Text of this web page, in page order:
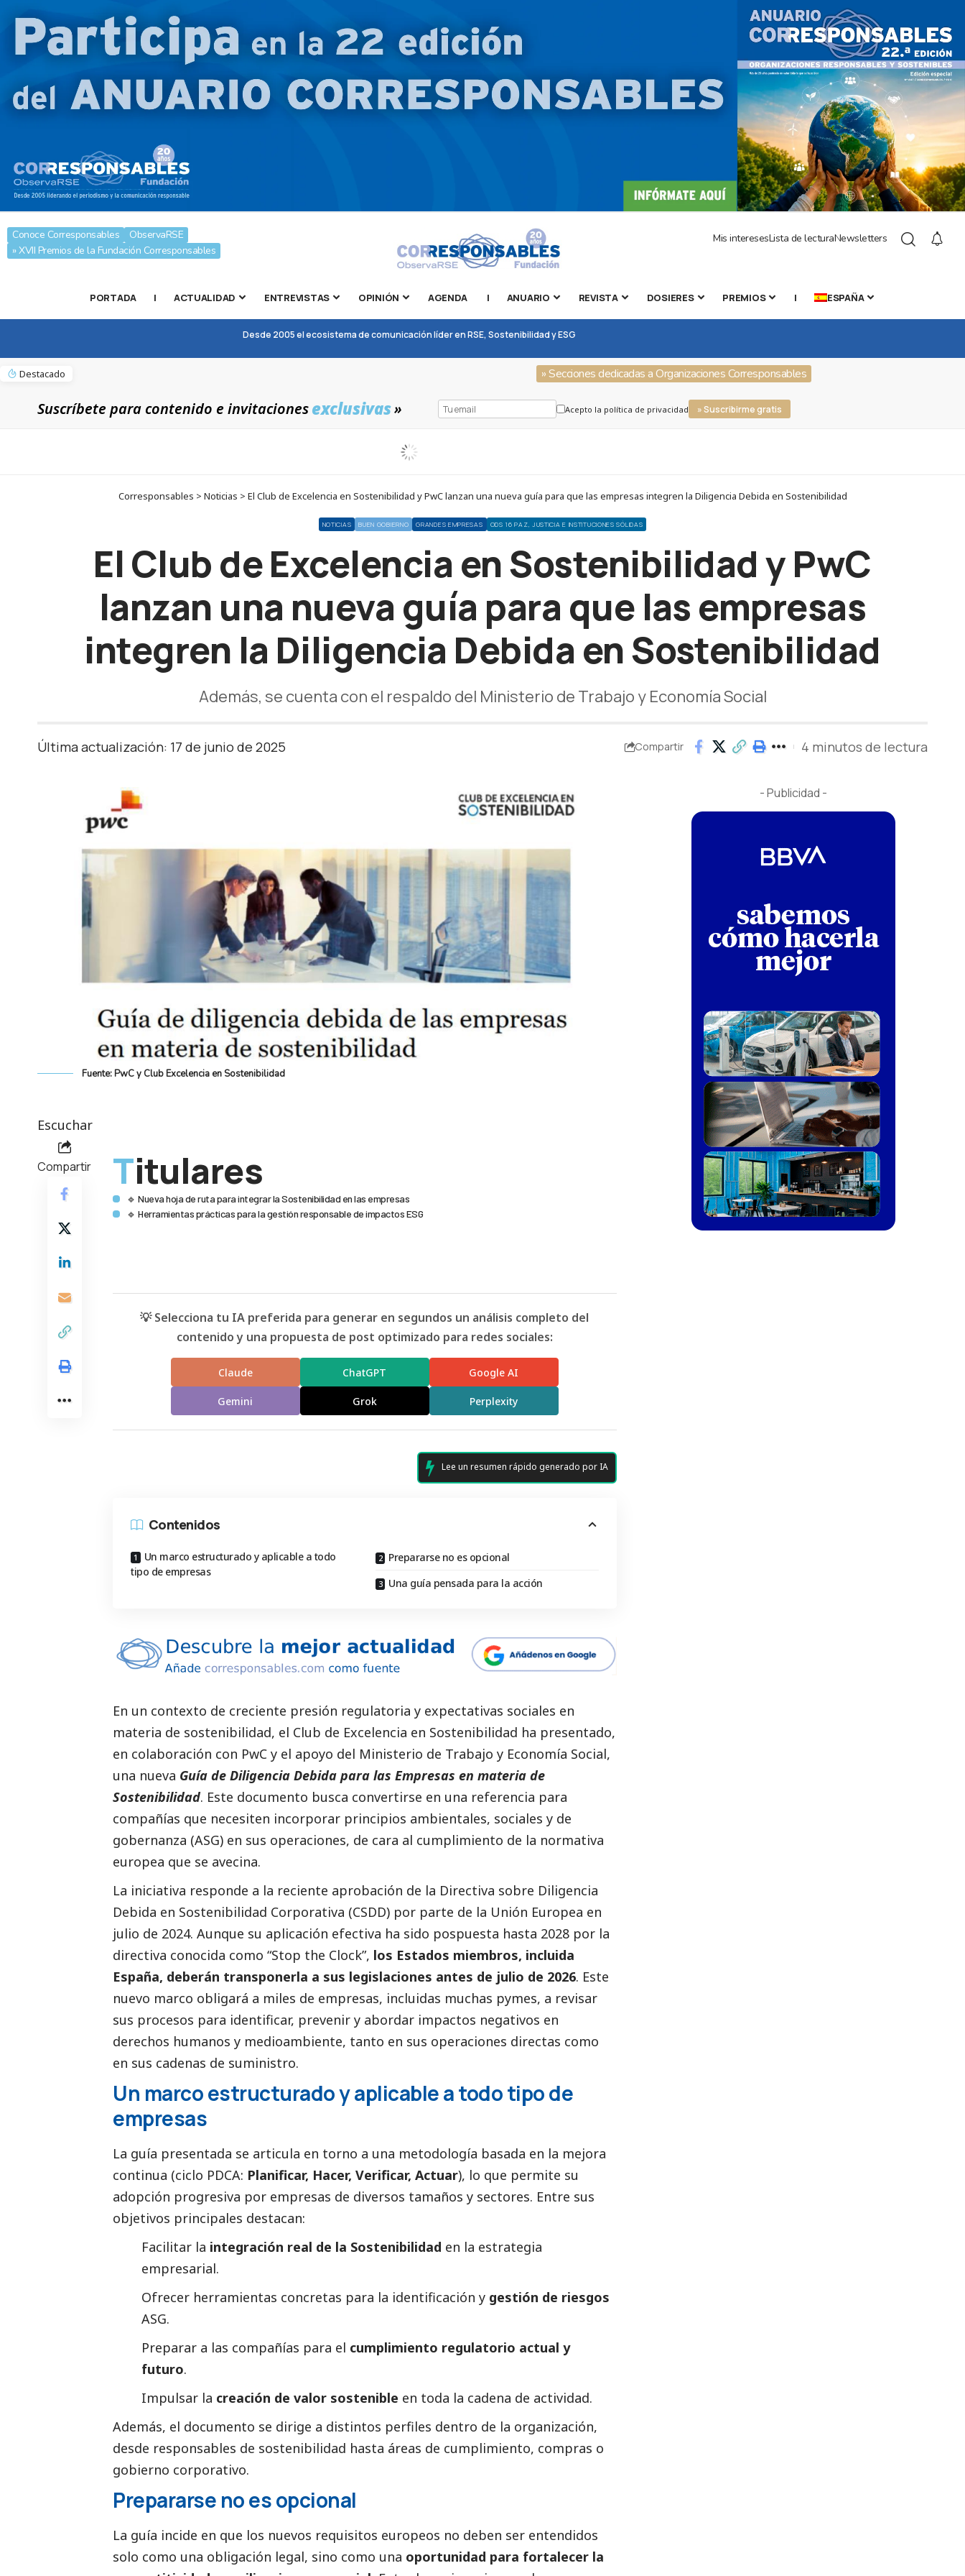
Conoce Corresponsables
ObservaRSE
» XVII Premios de la Fundación Corresponsables
Mis interesesLista de lecturaNewsletters
PORTADA | ACTUALIDAD ENTREVISTAS OPINIÓN AGENDA | ANUARIO REVISTA DOSIERES PREMIOS | ESPAÑA
Desde 2005 el ecosistema de comunicación líder en RSE, Sostenibilidad y ESG
Destacado » Secciones dedicadas a Organizaciones Corresponsables
Suscríbete para contenido e invitacionesexclusivas» Acepto la política de privacidad » Suscribirme gratis
Corresponsables > Noticias > El Club de Excelencia en Sostenibilidad y PwC lanzan una nueva guía para que las empresas integren la Diligencia Debida en Sostenibilidad
NOTICIAS BUEN GOBIERNO GRANDES EMPRESAS ODS 16 PAZ, JUSTICIA E INSTITUCIONES SÓLIDAS
El Club de Excelencia en Sostenibilidad y PwC
lanzan una nueva guía para que las empresas
integren la Diligencia Debida en Sostenibilidad
Además, se cuenta con el respaldo del Ministerio de Trabajo y Economía Social
Última actualización: 17 de junio de 2025 Compartir 4 minutos de lectura
Fuente: PwC y Club Excelencia en Sostenibilidad
Escuchar
Compartir Titulares
🔹 Nueva hoja de ruta para integrar la Sostenibilidad en las empresas
🔹 Herramientas prácticas para la gestión responsable de impactos ESG
💡 Selecciona tu IA preferida para generar en segundos un análisis completo del
contenido y una propuesta de post optimizado para redes sociales:
Claude ChatGPT Google AI
Gemini Grok Perplexity
Lee un resumen rápido generado por IA
Contenidos
Un marco estructurado y aplicable a todo
tipo de empresas
Prepararse no es opcional
Una guía pensada para la acción
En un contexto de creciente presión regulatoria y expectativas sociales en
materia de sostenibilidad, el Club de Excelencia en Sostenibilidad ha presentado,
en colaboración con PwC y el apoyo del Ministerio de Trabajo y Economía Social,
una nueva Guía de Diligencia Debida para las Empresas en materia de
Sostenibilidad. Este documento busca convertirse en una referencia para
compañías que necesiten incorporar principios ambientales, sociales y de
gobernanza (ASG) en sus operaciones, de cara al cumplimiento de la normativa
europea que se avecina.
La iniciativa responde a la reciente aprobación de la Directiva sobre Diligencia
Debida en Sostenibilidad Corporativa (CSDD) por parte de la Unión Europea en
julio de 2024. Aunque su aplicación efectiva ha sido pospuesta hasta 2028 por la
directiva conocida como “Stop the Clock”, los Estados miembros, incluida
España, deberán transponerla a sus legislaciones antes de julio de 2026. Este
nuevo marco obligará a miles de empresas, incluidas muchas pymes, a revisar
sus procesos para identificar, prevenir y abordar impactos negativos en
derechos humanos y medioambiente, tanto en sus operaciones directas como
en sus cadenas de suministro.
Un marco estructurado y aplicable a todo tipo de
empresas
La guía presentada se articula en torno a una metodología basada en la mejora
continua (ciclo PDCA: Planificar, Hacer, Verificar, Actuar), lo que permite su
adopción progresiva por empresas de diversos tamaños y sectores. Entre sus
objetivos principales destacan:
Facilitar la integración real de la Sostenibilidad en la estrategia
empresarial.
Ofrecer herramientas concretas para la identificación y gestión de riesgos
ASG.
Preparar a las compañías para el cumplimiento regulatorio actual y
futuro.
Impulsar la creación de valor sostenible en toda la cadena de actividad.
Además, el documento se dirige a distintos perfiles dentro de la organización,
desde responsables de sostenibilidad hasta áreas de cumplimiento, compras o
gobierno corporativo.
Prepararse no es opcional
La guía incide en que los nuevos requisitos europeos no deben ser entendidos
solo como una obligación legal, sino como una oportunidad para fortalecer la
- Publicidad -